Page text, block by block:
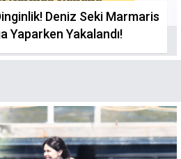
Deniz Seki Marmaris
Yaparken Yakalandı!